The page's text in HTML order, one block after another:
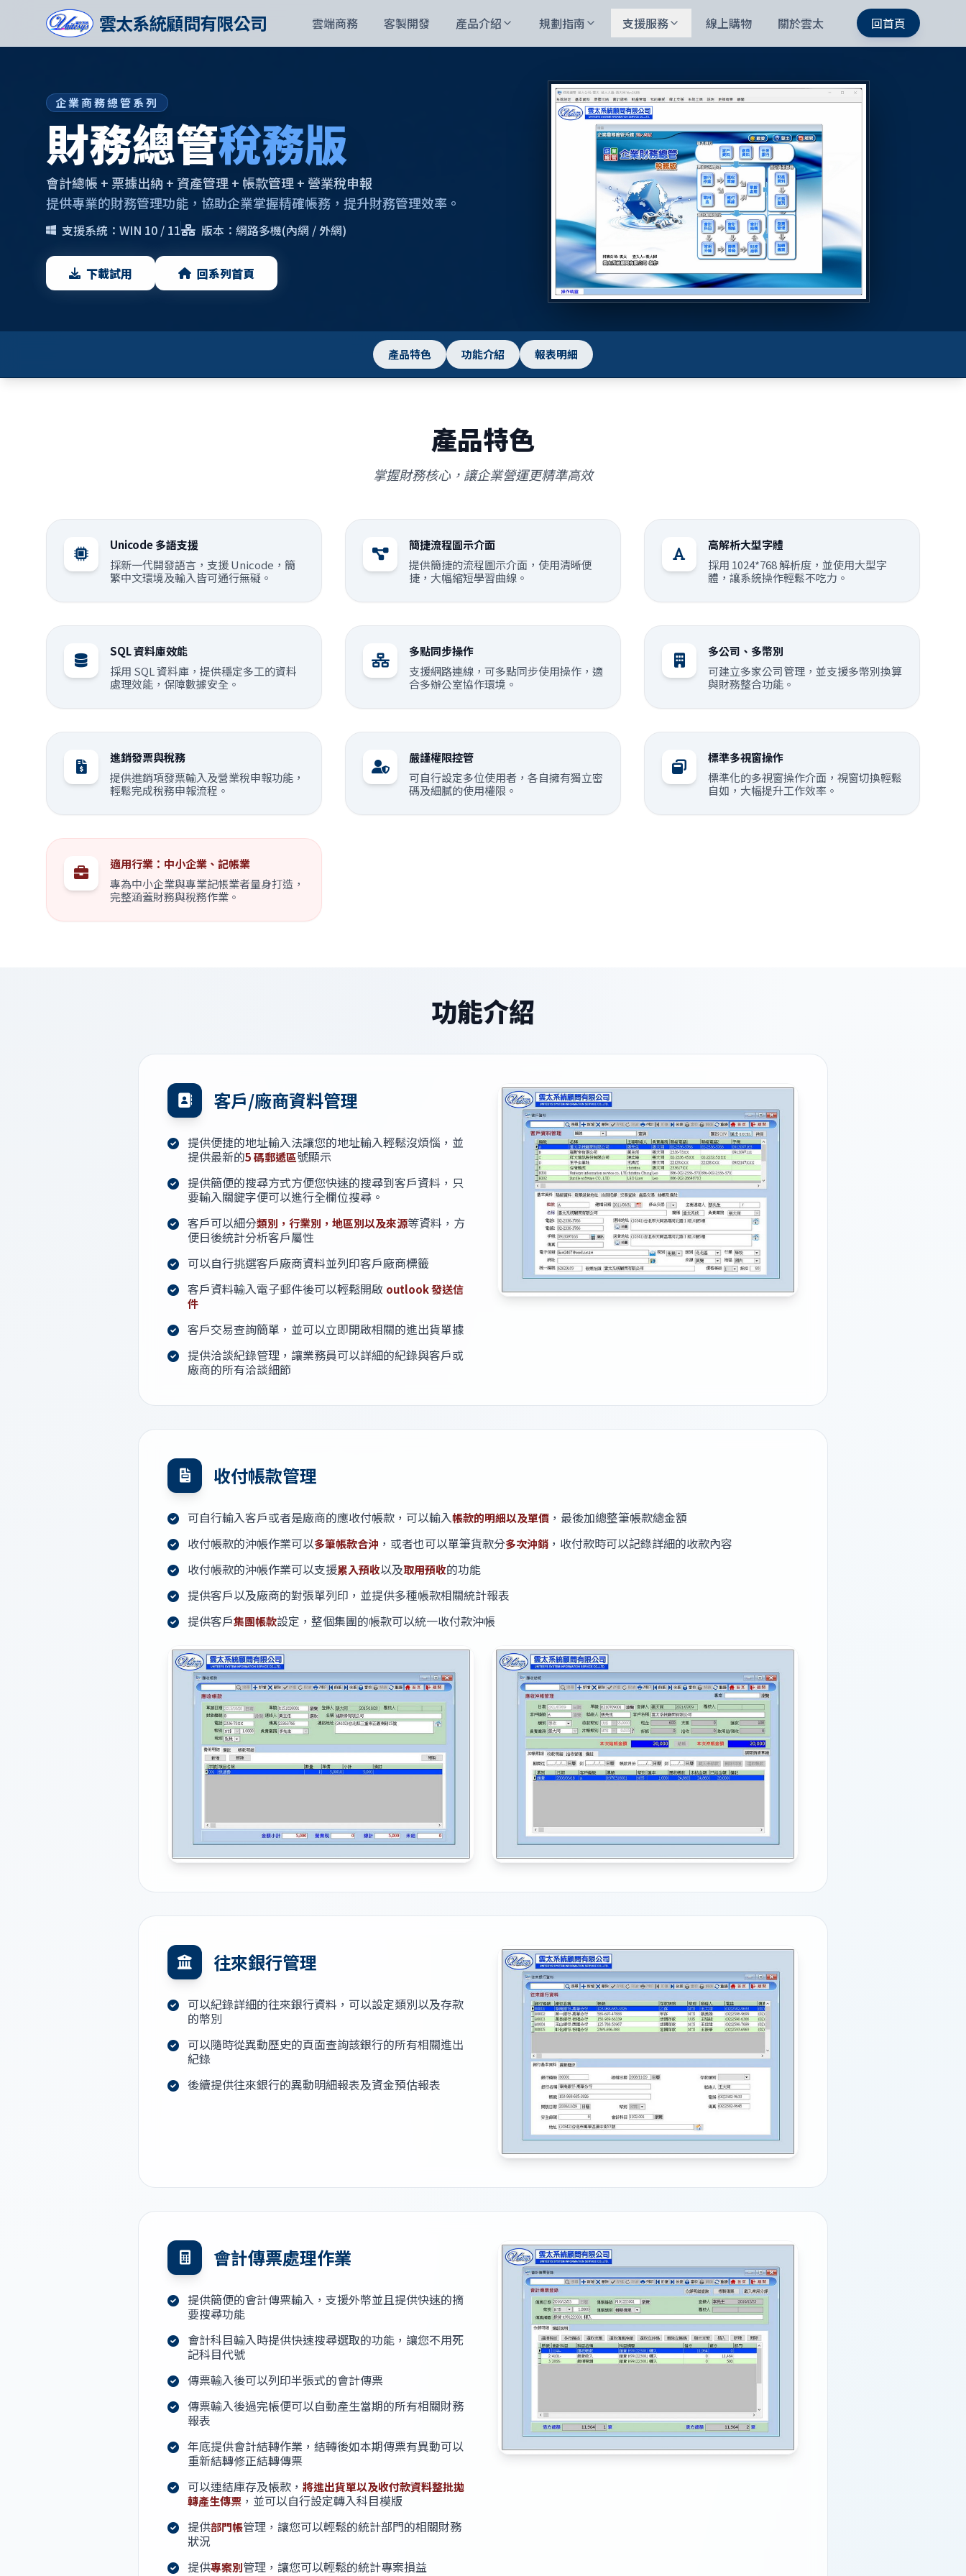
雲太系統顧問有限公司 雲端商務 客製開發 產品介紹 規劃指南 支援服務 線上購物 關於雲太 回首頁
企業商務總管系列
財務總管稅務版
會計總帳 + 票據出納 + 資產管理 + 帳款管理 + 營業稅申報
提供專業的財務管理功能，協助企業掌握精確帳務，提升財務管理效率。
支援系統：WIN 10 / 11 版本：網路多機(內網 / 外網)
下載試用 回系列首頁
產品特色 功能介紹 報表明細
產品特色
掌握財務核心，讓企業營運更精準高效
Unicode 多語支援
採新一代開發語言，支援 Unicode，簡
繁中文環境及輸入皆可通行無礙。
簡捷流程圖示介面
提供簡捷的流程圖示介面，使用清晰便
捷，大幅縮短學習曲線。
高解析大型字體
採用 1024*768 解析度，並使用大型字
體，讓系統操作輕鬆不吃力。
SQL 資料庫效能
採用 SQL 資料庫，提供穩定多工的資料
處理效能，保障數據安全。
多點同步操作
支援網路連線，可多點同步使用操作，適
合多辦公室協作環境。
多公司、多幣別
可建立多家公司管理，並支援多幣別換算
與財務整合功能。
進銷發票與稅務
提供進銷項發票輸入及營業稅申報功能，
輕鬆完成稅務申報流程。
嚴謹權限控管
可自行設定多位使用者，各自擁有獨立密
碼及細膩的使用權限。
標準多視窗操作
標準化的多視窗操作介面，視窗切換輕鬆
自如，大幅提升工作效率。
適用行業：中小企業、記帳業
專為中小企業與專業記帳業者量身打造，
完整涵蓋財務與稅務作業。
功能介紹
客戶/廠商資料管理
提供便捷的地址輸入法讓您的地址輸入輕鬆沒煩惱，並
提供最新的5 碼郵遞區號顯示
提供簡便的搜尋方式方便您快速的搜尋到客戶資料，只
要輸入關鍵字便可以進行全欄位搜尋。
客戶可以細分類別，行業別，地區別以及來源等資料，方
便日後統計分析客戶屬性
可以自行挑選客戶廠商資料並列印客戶廠商標籤
客戶資料輸入電子郵件後可以輕鬆開啟 outlook 發送信
件
客戶交易查詢簡單，並可以立即開啟相關的進出貨單據
提供洽談紀錄管理，讓業務員可以詳細的紀錄與客戶或
廠商的所有洽談細節
收付帳款管理
可自行輸入客戶或者是廠商的應收付帳款，可以輸入帳款的明細以及單價 ，最後加總整筆帳款總金額
收付帳款的沖帳作業可以多筆帳款合沖 ，或者也可以單筆貨款分多次沖銷 ，收付款時可以記錄詳細的收款內容
收付帳款的沖帳作業可以支援累入預收以及取用預收的功能
提供客戶以及廠商的對張單列印，並提供多種帳款相關統計報表
提供客戶集團帳款設定，整個集團的帳款可以統一收付款沖帳
往來銀行管理
可以紀錄詳細的往來銀行資料，可以設定類別以及存款
的幣別
可以隨時從異動歷史的頁面查詢該銀行的所有相關進出
紀錄
後續提供往來銀行的異動明細報表及資金預估報表
會計傳票處理作業
提供簡便的會計傳票輸入，支援外幣並且提供快速的摘
要搜尋功能
會計科目輸入時提供快速搜尋選取的功能，讓您不用死
記科目代號
傳票輸入後可以列印半張式的會計傳票
傳票輸入後過完帳便可以自動產生當期的所有相關財務
報表
年底提供會計結轉作業，結轉後如本期傳票有異動可以
重新結轉修正結轉傳票
可以連結庫存及帳款， 將進出貨單以及收付款資料整批拋
轉產生傳票 ，並可以自行設定轉入科目模版
提供部門帳管理，讓您可以輕鬆的統計部門的相關財務
狀況
提供專案別管理，讓您可以輕鬆的統計專案損益